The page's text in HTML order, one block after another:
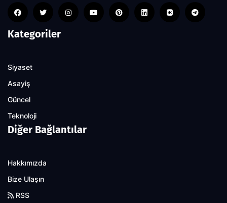
Kategoriler
Siyaset
Asayiş
Güncel
Teknoloji
Diğer Bağlantılar
Hakkımızda
Bize Ulaşın
RSS